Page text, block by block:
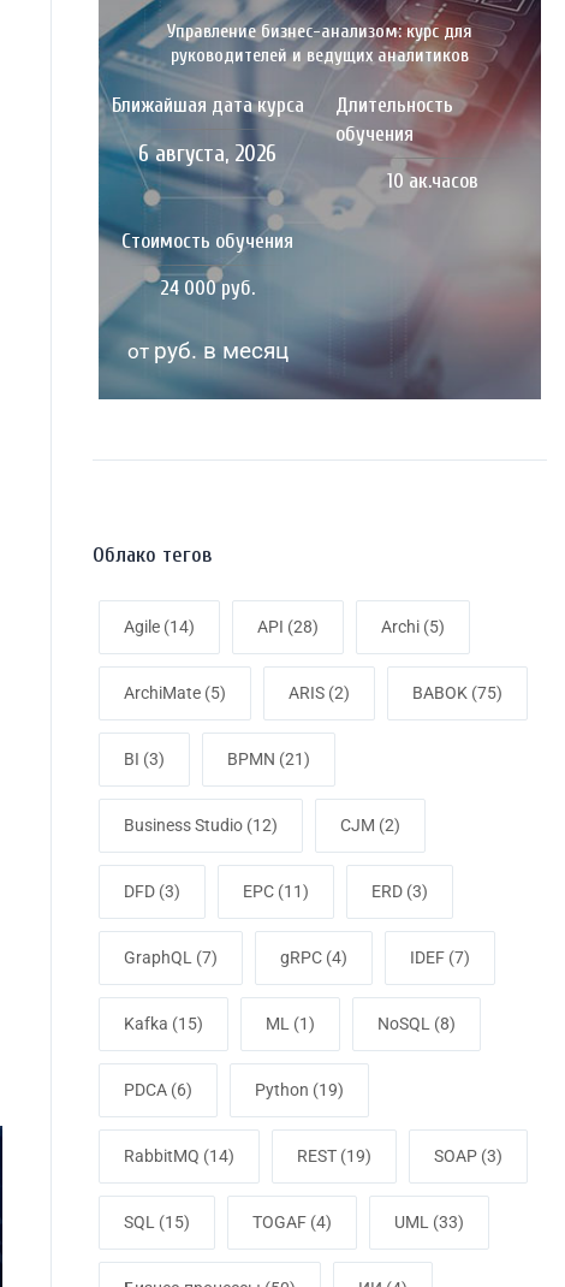
Управление бизнес-анализом: курс для
руководителей и ведущих аналитиков
Ближайшая дата курса
6 августа, 2026
Длительность
обучения
10 ак.часов
Стоимость обучения
24 000 руб.
от руб. в месяц
Облако тегов
Agile (14) API (28) Archi (5)
ArchiMate (5) ARIS (2) BABOK (75)
BI (3) BPMN (21)
Business Studio (12) CJM (2)
DFD (3) EPC (11) ERD (3)
GraphQL (7) gRPC (4) IDEF (7)
Kafka (15) ML (1) NoSQL (8)
PDCA (6) Python (19)
RabbitMQ (14) REST (19) SOAP (3)
SQL (15) TOGAF (4) UML (33)